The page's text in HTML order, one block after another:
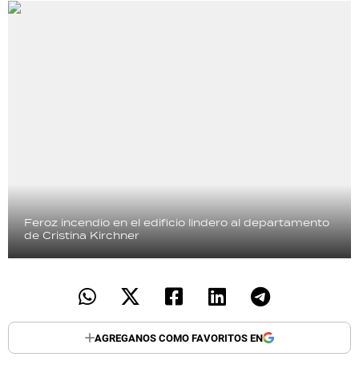
Feroz incendio en el edificio lindero al departamento
de Cristina Kirchner
AGREGANOS COMO FAVORITOS EN